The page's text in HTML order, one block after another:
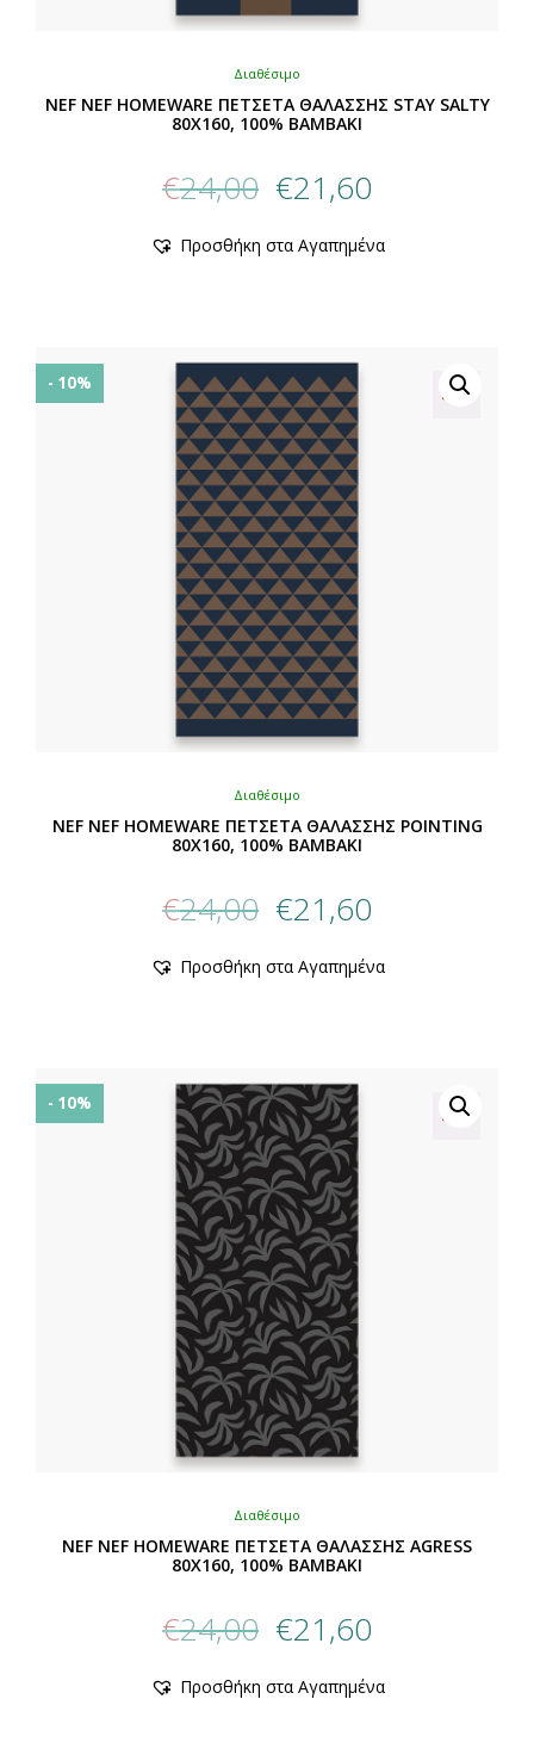
Διαθέσιμο
NEF NEF HOMEWARE ΠΕΤΣΕΤΑ ΘΑΛΑΣΣΗΣ STAY SALTY
80X160, 100% BAMBAKI
€24,00
price
€24,00.
€21,60
είναι:
το
Οι
επιλογές
μπορούν
να
επιλεγούν
στη
σελίδα
του
προϊόντος
Προσθήκη στα Αγαπημένα
- 10%
Διαθέσιμο
NEF NEF HOMEWARE ΠΕΤΣΕΤΑ ΘΑΛΑΣΣΗΣ POINTING
80X160, 100% BAMBAKI
€24,00
price
€24,00.
€21,60
είναι:
το
Οι
επιλογές
μπορούν
να
επιλεγούν
στη
σελίδα
του
προϊόντος
Προσθήκη στα Αγαπημένα
- 10%
Διαθέσιμο
NEF NEF HOMEWARE ΠΕΤΣΕΤΑ ΘΑΛΑΣΣΗΣ AGRESS
80X160, 100% BAMBAKI
€24,00
price
€24,00.
€21,60
είναι:
το
Προσθήκη στα Αγαπημένα